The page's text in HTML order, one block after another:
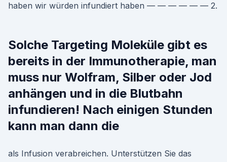
haben wir würden infundiert haben — — — — — — 2.
Solche Targeting Moleküle gibt es
bereits in der Immunotherapie, man
muss nur Wolfram, Silber oder Jod
anhängen und in die Blutbahn
infundieren! Nach einigen Stunden
kann man dann die
als Infusion verabreichen. Unterstützen Sie das